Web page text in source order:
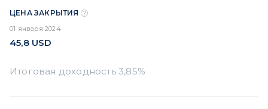
ЦЕНА ЗАКРЫТИЯ
01 января 2024
45,8 USD